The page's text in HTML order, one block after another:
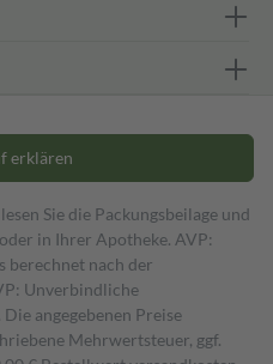
erklären
Sie die Packungsbeilage und
in Ihrer Apotheke. AVP:
berechnet nach der
Unverbindliche
angegebenen Preise
Mehrwertsteuer, ggf.